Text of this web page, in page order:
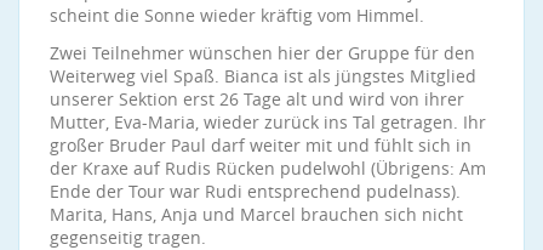
scheint die Sonne wieder kräftig vom Himmel.
Zwei Teilnehmer wünschen hier der Gruppe für den
Weiterweg viel Spaß. Bianca ist als jüngstes Mitglied
unserer Sektion erst 26 Tage alt und wird von ihrer
Mutter, Eva-Maria, wieder zurück ins Tal getragen. Ihr
großer Bruder Paul darf weiter mit und fühlt sich in
der Kraxe auf Rudis Rücken pudelwohl (Übrigens: Am
Ende der Tour war Rudi entsprechend pudelnass).
Marita, Hans, Anja und Marcel brauchen sich nicht
gegenseitig tragen.